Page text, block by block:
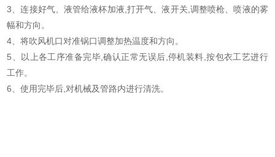
3、连接好气、液管给液杯加液,打开气、液开关,调整喷枪、喷液的雾
幅和方向。
4、将吹风机口对准锅口调整加热温度和方向。
5、以上各工序准备完毕,确认正常无误后,停机装料,按包衣工艺进行
工作。
6、使用完毕后,对机械及管路内进行清洗。